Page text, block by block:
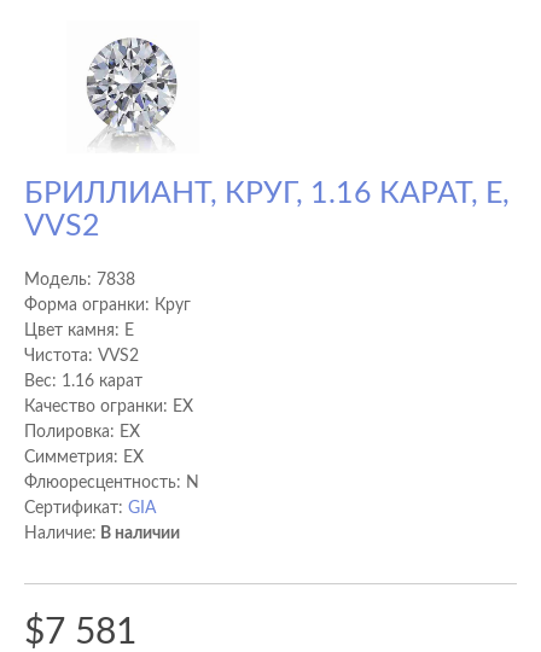
БРИЛЛИАНТ, КРУГ, 1.16 КАРАТ, E,
VVS2
Модель: 7838
Форма огранки: Круг
Цвет камня: E
Чистота: VVS2
Вес: 1.16 карат
Качество огранки: EX
Полировка: EX
Cимметрия: EX
Флюоресцентность: N
Сертификат: GIA
Наличие: В наличии
$7 581